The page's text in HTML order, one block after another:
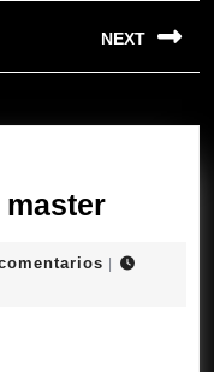
NEXT
master
master